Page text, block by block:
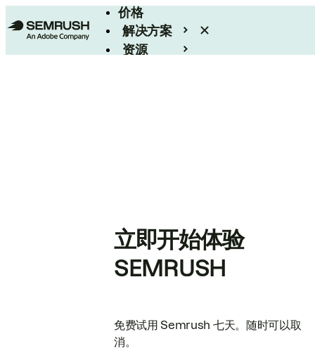
价格
解决方案
资源
立即开始体验
SEMRUSH
免费试用 Semrush 七天。随时可以取
消。